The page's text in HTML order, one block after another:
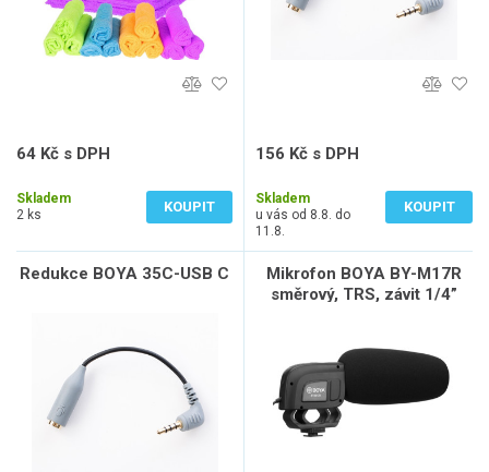
64 Kč s DPH
Skladem
2 ks
KOUPIT
156 Kč s DPH
Skladem
u vás od 8.8. do
11.8.
KOUPIT
Redukce BOYA 35C-USB C
Mikrofon BOYA BY-M17R
směrový, TRS, závit 1/4”